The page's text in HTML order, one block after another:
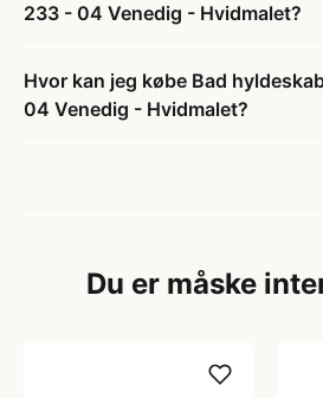
233 - 04 Venedig - Hvidmalet?
Hvor kan jeg købe Bad
04 Venedig - Hvidmalet?
Du er måske